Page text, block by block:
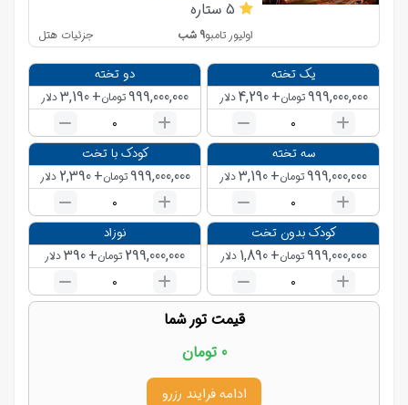
5 ستاره
اولیور تامبو9 شب جزئیات هتل
یک تخته
999,000,000 تومان+
4,290دلار
0
دو تخته
999,000,000 تومان+
3,190دلار
0
سه تخته
999,000,000 تومان+
3,190دلار
0
کودک با تخت
999,000,000 تومان+
2,390 دلار
0
کودک بدون تخت
999,000,000 تومان+
1,890 دلار
0
نوزاد
299,000,000 تومان+
390دلار
0
قیمت تور شما
0 تومان
ادامه فرایند رزرو